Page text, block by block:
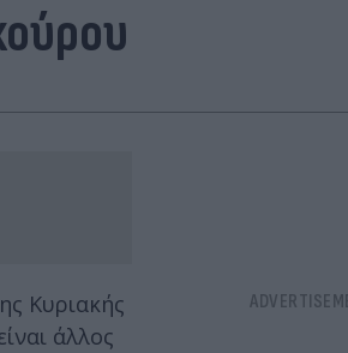
Κυριακής
άλλος